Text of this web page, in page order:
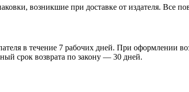
возникшие при доставке от издателя. Все
в течение 7 рабочих дней. При оформлении
срок возврата по закону — 30 дней.